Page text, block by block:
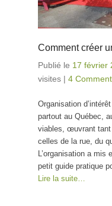
Comment créer
Publié le 17 février
visites | 4
Organisation
partout au Québec,
viables, œuvrant tant
celles de la rue, du
L’organisation a mis
petit guide pratique
Lire la suite…